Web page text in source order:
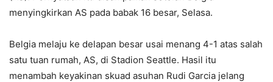
menyingkirkan AS pada babak 16 besar, Selasa.
Belgia melaju ke delapan besar usai menang 4-1 atas salah
satu tuan rumah, AS, di Stadion Seattle. Hasil itu
menambah keyakinan skuad asuhan Rudi Garcia jelang